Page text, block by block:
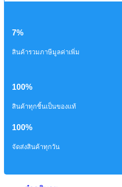
7%
สินค้ารวมภาษีมูลค่าเพิ่ม
100%
สินค้าทุกชิ้นเป็นของแท้
100%
จัดส่งสินค้าทุกวัน